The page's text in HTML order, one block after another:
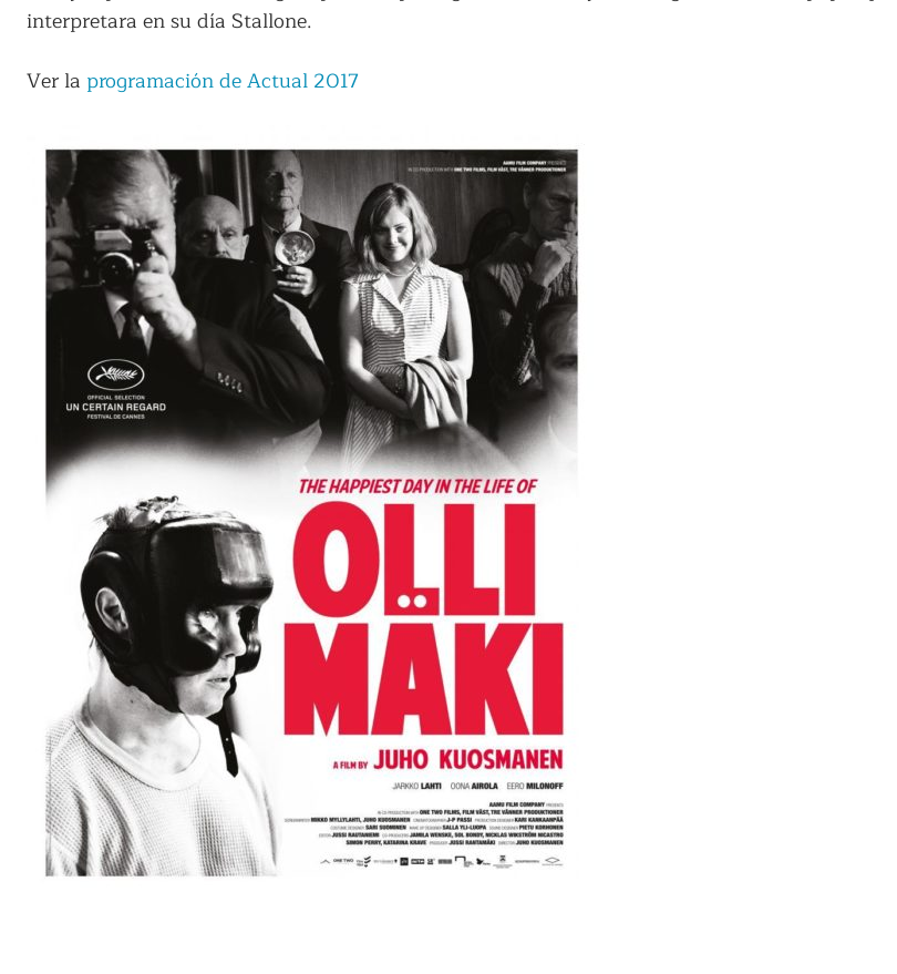
interpretara en su día Stallone.
Ver la programación de Actual 2017